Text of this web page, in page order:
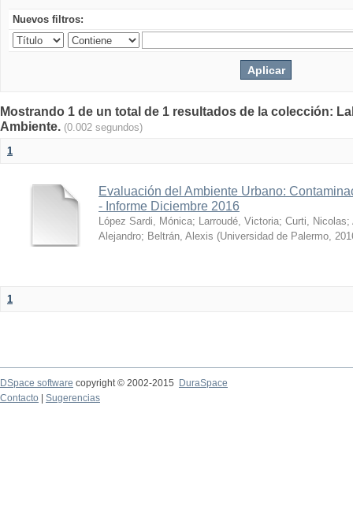
Nuevos filtros:
Mostrando 1 de un total de 1 resultados de la colección:
Ambiente. (0.002 segundos)
1
Evaluación del Ambiente Urbano:
- Informe Diciembre 2016
López Sardi, Mónica; Larroudé, Victoria; Curti, Nicolas;
Alejandro; Beltrán, Alexis (Universidad de Palermo,
1
DSpace software copyright © 2002-2015
DuraSpace
Contacto
Sugerencias